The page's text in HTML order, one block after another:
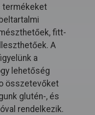
termékeket
fitt-
A
a
lehetőség
összetevőket
glutén-, és
rendelkezik.